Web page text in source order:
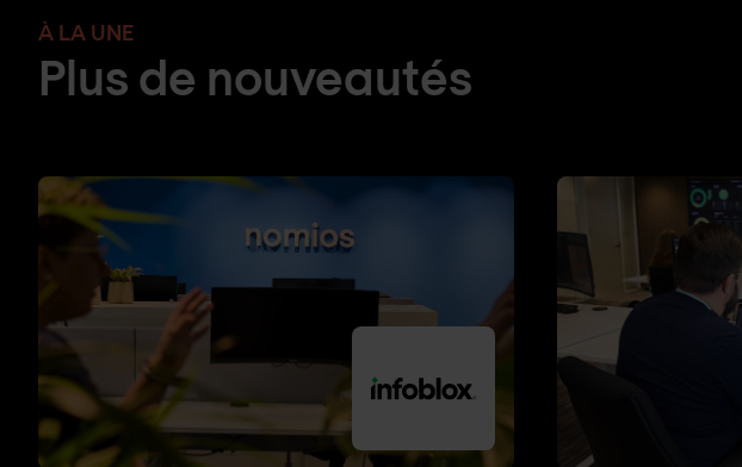
À LA UNE
Plus de nouveautés